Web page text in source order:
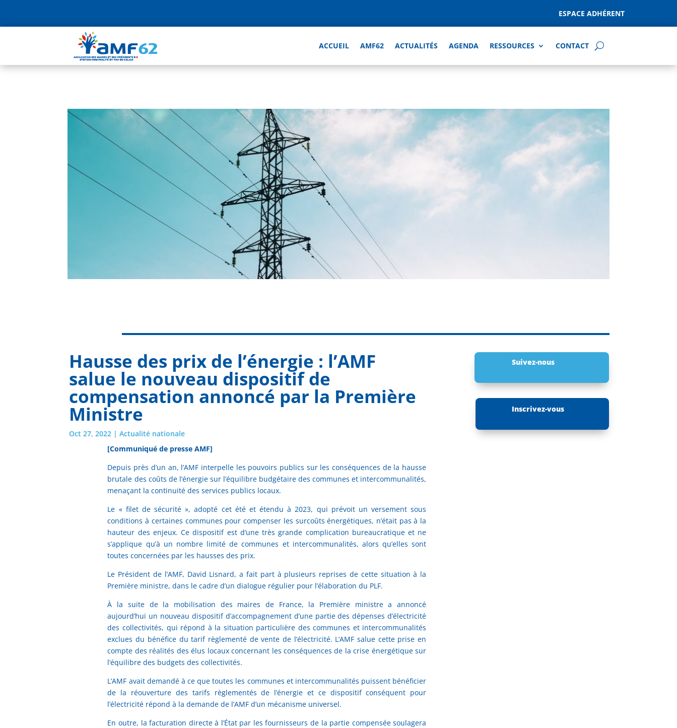
ESPACE ADHÉRENT
ACCUEIL AMF62 ACTUALITÉS AGENDA RESSOURCES CONTACT
Hausse des prix de l’énergie : l’AMF
salue le nouveau dispositif de
compensation annoncé par la Première
Ministre
Oct 27, 2022 |Actualité nationale
[Communiqué de presse AMF]
Depuis près d’un an, l’AMF interpelle les pouvoirs publics sur les conséquences de la hausse
brutale des coûts de l’énergie sur l’équilibre budgétaire des communes et intercommunalités,
menaçant la continuité des services publics locaux.
Le « filet de sécurité », adopté cet été et étendu à 2023, qui prévoit un versement sous
conditions à certaines communes pour compenser les surcoûts énergétiques, n’était pas à la
hauteur des enjeux. Ce dispositif est d’une très grande complication bureaucratique et ne
s’applique qu’à un nombre limité de communes et intercommunalités, alors qu’elles sont
toutes concernées par les hausses des prix.
Le Président de l’AMF, David Lisnard, a fait part à plusieurs reprises de cette situation à la
Première ministre, dans le cadre d’un dialogue régulier pour l’élaboration du PLF.
À la suite de la mobilisation des maires de France, la Première ministre a annoncé
aujourd’hui un nouveau dispositif d’accompagnement d’une partie des dépenses d’électricité
des collectivités, qui répond à la situation particulière des communes et intercommunalités
exclues du bénéfice du tarif règlementé de vente de l’électricité. L’AMF salue cette prise en
compte des réalités des élus locaux concernant les conséquences de la crise énergétique sur
l’équilibre des budgets des collectivités.
L’AMF avait demandé à ce que toutes les communes et intercommunalités puissent bénéficier
de la réouverture des tarifs règlementés de l’énergie et ce dispositif conséquent pour
l’électricité répond à la demande de l’AMF d’un mécanisme universel.
En outre, la facturation directe à l’État par les fournisseurs de la partie compensée soulagera
Suivez-nous
Inscrivez-vous